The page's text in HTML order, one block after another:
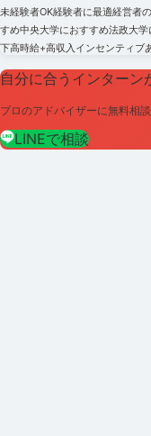
未経験者OK経験者に最適経営者
すめ中央大学におすすめ法政大学
下高時給+高収入 インセンティブ
自分に合うインターン
プロのアドバイザーに無料相談
LINEで相談